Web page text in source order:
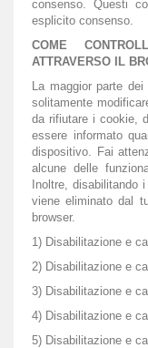
consenso. Questi
esplicito consenso.
COME
ATTRAVERSO IL
La maggior parte
solitamente
da rifiutare i cookie,
essere informato
dispositivo. Fai
alcune delle
Inoltre,
viene eliminato dal
browser.
1) Disabilitazione e
2) Disabilitazione e
3) Disabilitazione e
4) Disabilitazione e
5) Disabilitazione e